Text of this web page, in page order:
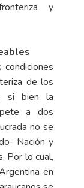
y
de los
si bien la
a dos
no se
Nación y
Por lo cual,
en